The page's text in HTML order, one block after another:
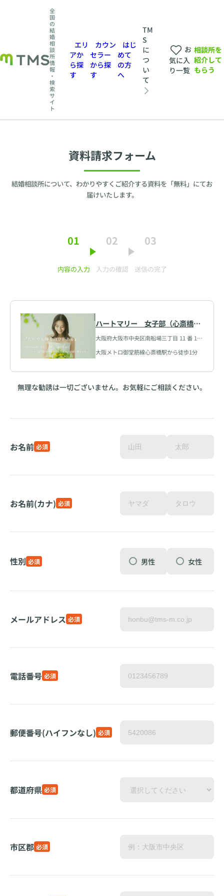
全
国
の
結
婚
相
談
所
情
報
・
検
索
サ
イ
ト
エリ
アか
ら探
す
カウン
セラー
から探
す
はじ
めて
の方
へ
TM
S
に
つ
い
て
お
気に入
り一覧
相談所を
紹介して
もらう
資料請求フォーム
結婚相談所について、わかりやすくご紹介する資料を「無料」にてお
届けいたします。
01
内容の入力
02
入力の確認
03
送信の完了
ハートマリー 女子部（心斎橋
店）
大阪府大阪市中央区南船場三丁目 11 番 10
大阪メトロ御堂筋線心斎橋駅から徒歩1分
無理な勧誘は一切ございません。お気軽にご相談ください。
お名前 必須
お名前(カナ) 必須
性別 必須 男性 女性
メールアドレス 必須
電話番号 必須
郵便番号(ハイフンなし) 必須
都道府県 必須
市区郡 必須